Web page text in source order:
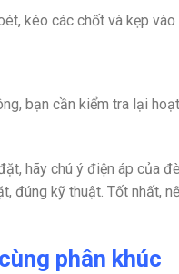
kéo các chốt và kẹp
bạn cần kiểm tra lại
hãy chú ý điện áp của
đúng kỹ thuật. Tốt nhất,
phân khúc